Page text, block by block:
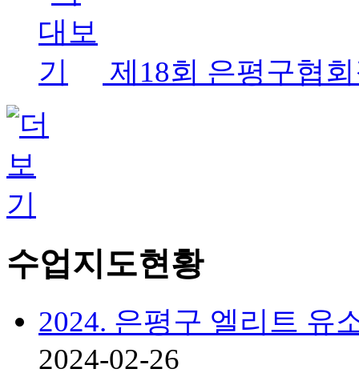
제18회 은평구협
수업지도현황
2024. 은평구 엘리트 유
2024-02-26